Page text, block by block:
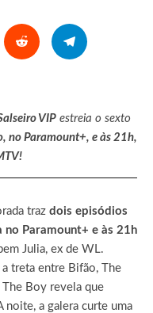
VIPestreia o sexto
no Paramount+, e às 21h,
traz dois episódios
Paramount+ e às 21h
Julia, ex de WL.
treta entre Bifão, The
Boy revela que
noite, a galera curte uma